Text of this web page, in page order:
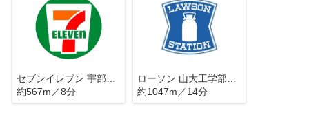
約567m／8分
約1047m／14分